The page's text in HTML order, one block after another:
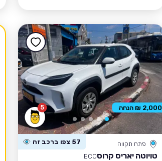
5
פתח תקווה 57 צפו ברכב זה
טויוטה יאריס קרוסECO
2,000 ₪ הנחה